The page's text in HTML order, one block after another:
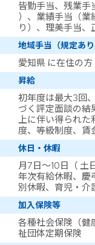
皆勤手当、残業手
）、業績手当（業
り）、理美手当
地域手当（規定あり
愛知県 に在住の
昇給
初年度は最大3回
づく評定面談の
上に伴い得られた
度、等級制度、賃
休日・休暇
月7日～10日（ 土
年次有給休暇、慶
別休暇、育児・介
加入保険等
各種社会保険（健
祉団体定期保険